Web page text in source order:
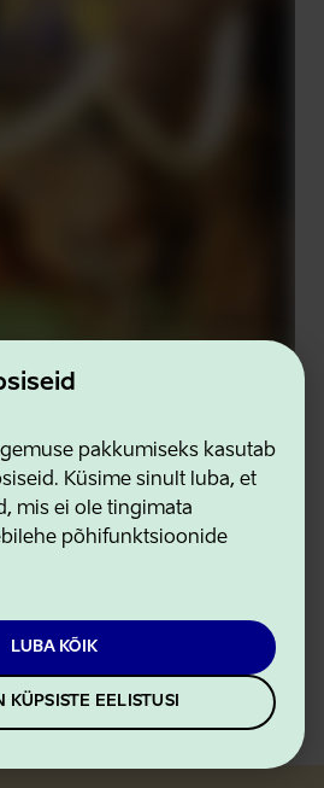
pakkumiseks kasutab
Küsime sinult luba, et
mis ei ole tingimata
põhifunktsioonide
LUBA KÕIK
KÜPSISTE EELISTUSI
rännata ajas jääajast kuni
Keskus Tartumaal,
LOE EDASI